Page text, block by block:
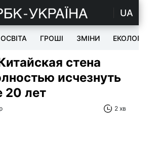
UA
ОСВІТА ГРОШІ ЗМІНИ ЕКОЛОГІЯ
стена
исчезнуть
20 лет
2 хв